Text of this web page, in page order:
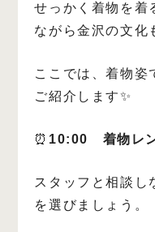
せっかく着物を着
ながら金沢の文化
ここでは、着物姿
ご紹介します✨
⏰ 10:00 着物レ
スタッフと相談し
を選びましょう。